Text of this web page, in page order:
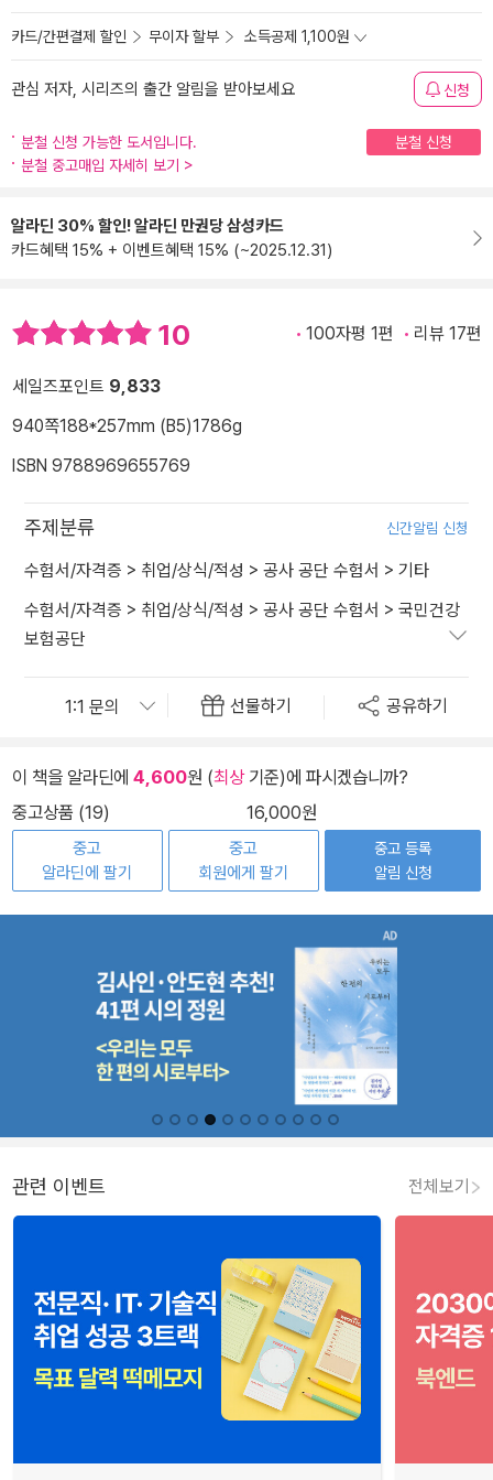
카드/간편결제 할인 무이자 할부 소득공제 1,100원
관심 저자, 시리즈의 출간 알림을 받아보세요 신청
분철 신청 가능한 도서입니다.
분철 신청
분철 중고매입 자세히 보기 >
알라딘 30% 할인! 알라딘 만권당 삼성카드
카드혜택 15% + 이벤트혜택 15% (~2025.12.31)
10 100자평 1편 리뷰 17편
세일즈포인트 9,833
940쪽188*257mm (B5)1786g
ISBN 9788969655769
주제분류 신간알림 신청
수험서/자격증 > 취업/상식/적성 > 공사 공단 수험서 > 기타
수험서/자격증 > 취업/상식/적성 > 공사 공단 수험서 > 국민건강
보험공단
선물하기 공유하기
이 책을 알라딘에 4,600원 (최상기준)에 파시겠습니까?
중고상품 (19)
16,000원
중고
알라딘에 팔기
중고
회원에게 팔기
중고 등록
알림 신청
관련 이벤트 전체보기